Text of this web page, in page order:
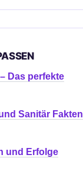
Das perfekte
Sanitär Fakten
und Erfolge